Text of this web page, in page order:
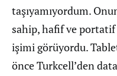
taşıyamıyordum.
sahip, hafif ve
işimi görüyordu.
önce Turkcell’den